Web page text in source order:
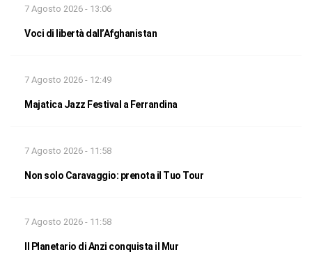
7 Agosto 2026 - 13:06
Voci di libertà dall’Afghanistan
7 Agosto 2026 - 12:49
Majatica Jazz Festival a Ferrandina
7 Agosto 2026 - 11:58
Non solo Caravaggio: prenota il Tuo Tour
7 Agosto 2026 - 11:58
Il Planetario di Anzi conquista il Mur